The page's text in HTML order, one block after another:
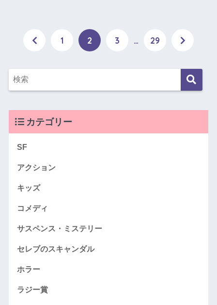
1 2 3 … 29
カテゴリー
SF
アクション
キッズ
コメディ
サスペンス・ミステリー
セレブのスキャンダル
ホラー
ラジー賞